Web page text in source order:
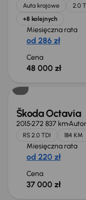
Auta krajowe 2.0
+8 kolejnych
Miesięczna rata
od 286 zł
Cena
48 000 zł
Škoda Octavia
2015272 837 km
RS 2.0 TDI 184 KM
Miesięczna rata
od 220 zł
Cena
37 000 zł